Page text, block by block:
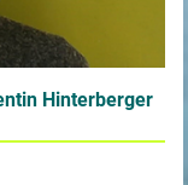
Hinterberger